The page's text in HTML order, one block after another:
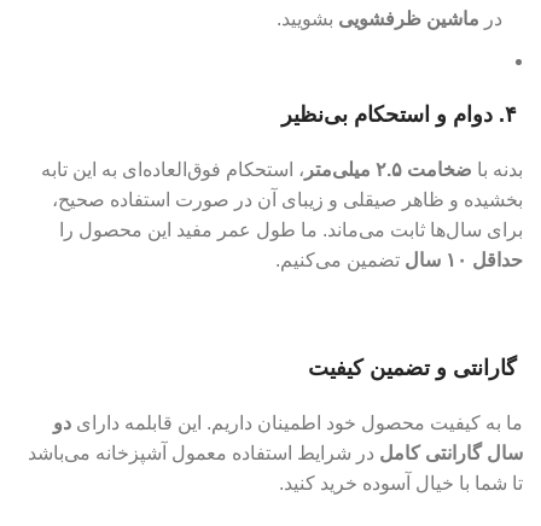
در ماشین ظرفشویی بشویید.
بدنه با ضخامت ۲.۵ میلی‌متر
، استحکام فوق‌العاده‌ای به این تابه
بخشیده و ظاهر صیقلی و زیبای آن در صورت استفاده صحیح،
برای سال‌ها ثابت می‌ماند. ما طول عمر مفید این محصول را
حداقل ۱۰ سال
تضمین می‌کنیم.
گارانتی و تضمین کیفیت
ما به کیفیت محصول خود اطمینان داریم. این قابلمه دارای دو
سال گارانتی کامل در شرایط استفاده معمول آشپزخانه می‌باشد
تا شما با خیال آسوده خرید کنید.